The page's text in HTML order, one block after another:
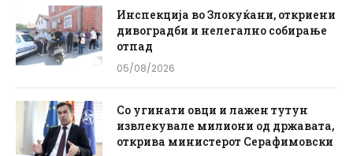
Инспекција во Злокуќани, откриени
дивоградби и нелегално собирање
отпад
05/08/2026
Со угинати овци и лажен тутун
извлекувале милиони од државата,
открива министерот Серафимовски